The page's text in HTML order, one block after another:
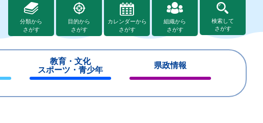
分類から
さがす
目的から
さがす
カレンダーから
さがす
組織から
さがす
検索して
さがす
教育・文化
スポーツ・青少年
じ
県政情報
じ